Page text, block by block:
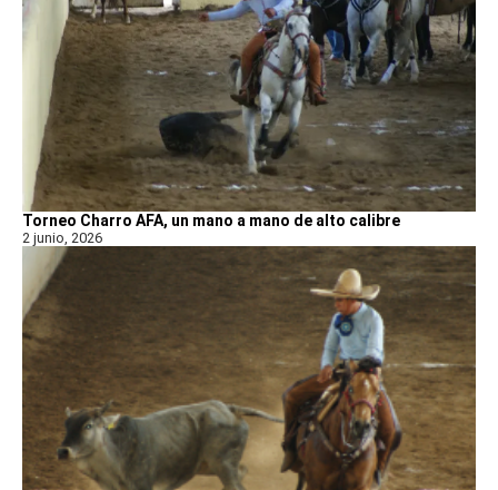
Torneo Charro AFA, un mano a mano de alto calibre
2 junio, 2026